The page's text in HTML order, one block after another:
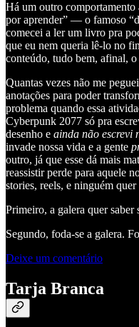
Há um outro comportamento
por aprender” — o famoso
comecei a ler um livro pra
que eu nem queria lê-lo no
conteúdo, tudo bem, afinal,
Quantas vezes não me
anotações para poder
problema quando essa
Cyberpunk 2077 só pra
desenho e ainda não escrevi
invade nossa vida e a gente
outro, já que esse dá mais
reassistir perde para aquele
stories, reels, e ninguém
Primeiro, a galera quer saber
Segundo, foda-se a galera.
Deixe um comentário
Tarja Branca